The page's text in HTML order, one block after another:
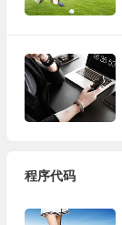
程序代码